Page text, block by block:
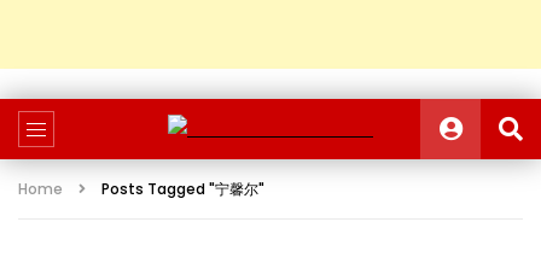
Home Posts Tagged "宁馨尔"